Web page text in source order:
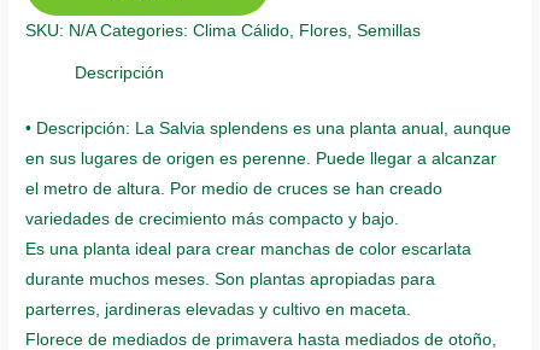
Flor
San
Juan
quantity
SKU: N/A Categories:Clima Cálido, Flores,Semillas
Descripción
• Descripción: La Salvia splendens es una planta anual, aunque
en sus lugares de origen es perenne. Puede llegar a alcanzar
el metro de altura. Por medio de cruces se han creado
variedades de crecimiento más compacto y bajo.
Es una planta ideal para crear manchas de color escarlata
durante muchos meses. Son plantas apropiadas para
parterres, jardineras elevadas y cultivo en maceta.
Florece de mediados de primavera hasta mediados de otoño,